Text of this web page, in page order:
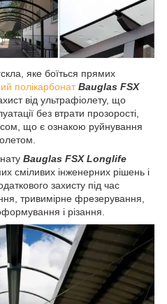
яке боїться прямих
полікарбонат Bauglas FSX
від ультрафіолету, що
без втрати прозорості,
що є ознакою руйнування
Bauglas FSX Longlife
сміливих інженерних рішень і
захисту під час
тривимірне фрезерування,
і різання.